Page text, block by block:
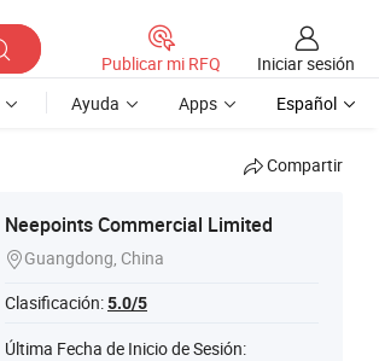
Publicar mi RFQ
Iniciar sesión
Ayuda Apps Español
Compartir
Neepoints Commercial Limited
Guangdong, China
Clasificación:5.0/5
Última Fecha de Inicio de Sesión: